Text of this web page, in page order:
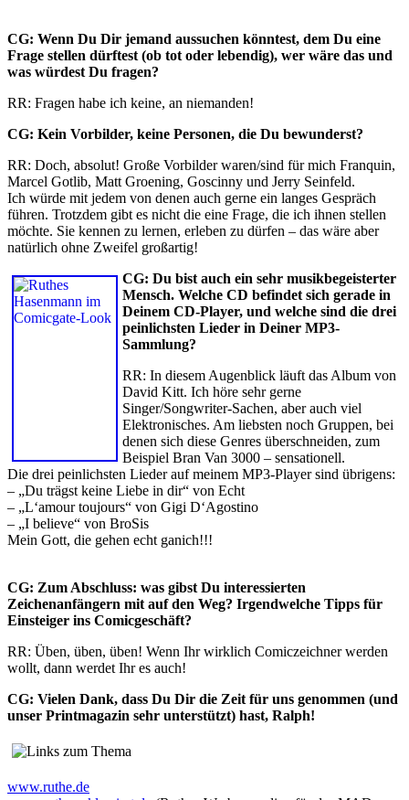
CG: Wenn Du Dir jemand aussuchen könntest, dem Du eine
Frage stellen dürftest (ob tot oder lebendig), wer wäre das und
was würdest Du fragen?
RR: Fragen habe ich keine, an niemanden!
CG: Kein Vorbilder, keine Personen, die Du bewunderst?
RR: Doch, absolut! Große Vorbilder waren/sind für mich Franquin,
Marcel Gotlib, Matt Groening, Goscinny und Jerry Seinfeld.
Ich würde mit jedem von denen auch gerne ein langes Gespräch
führen. Trotzdem gibt es nicht die eine Frage, die ich ihnen stellen
möchte. Sie kennen zu lernen, erleben zu dürfen – das wäre aber
natürlich ohne Zweifel großartig!
CG: Du bist auch ein sehr musikbegeisterter
Mensch. Welche CD befindet sich gerade in
Deinem CD-Player, und welche sind die drei
peinlichsten Lieder in Deiner MP3-
Sammlung?
RR: In diesem Augenblick läuft das Album von
David Kitt. Ich höre sehr gerne
Singer/Songwriter-Sachen, aber auch viel
Elektronisches. Am liebsten noch Gruppen, bei
denen sich diese Genres überschneiden, zum
Beispiel Bran Van 3000 – sensationell.
Die drei peinlichsten Lieder auf meinem MP3-Player sind übrigens:
– „Du trägst keine Liebe in dir“ von Echt
– „L‘amour toujours“ von Gigi D‘Agostino
– „I believe“ von BroSis
Mein Gott, die gehen echt ganich!!!
CG: Zum Abschluss: was gibst Du interessierten
Zeichenanfängern mit auf den Weg? Irgendwelche Tipps für
Einsteiger ins Comicgeschäft?
RR: Üben, üben, üben! Wenn Ihr wirklich Comiczeichner werden
wollt, dann werdet Ihr es auch!
CG: Vielen Dank, dass Du Dir die Zeit für uns genommen (und
unser Printmagazin sehr unterstützt) hast, Ralph!
www.ruthe.de